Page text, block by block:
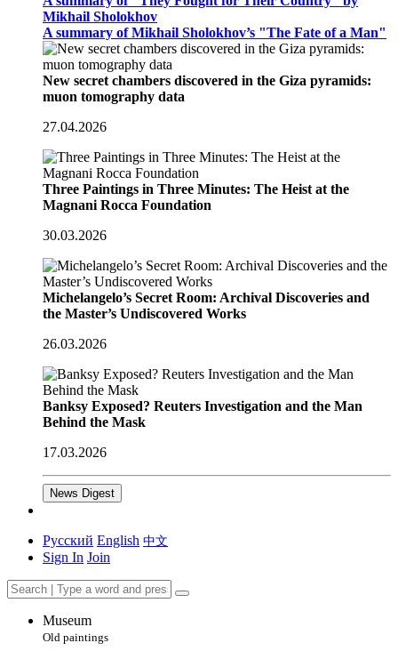
Mikhail Sholokhov
A summary of Mikhail Sholokhov’s "The Fate of a Man"
New secret chambers discovered in the Giza pyramids:
muon tomography data
27.04.2026
Three Paintings in Three Minutes: The Heist at the
Magnani Rocca Foundation
30.03.2026
Michelangelo’s Secret Room: Archival Discoveries and
the Master’s Undiscovered Works
26.03.2026
Banksy Exposed? Reuters Investigation and the Man
Behind the Mask
17.03.2026
News Digest
Русский English 中文
Sign In Join
Museum
Old paintings